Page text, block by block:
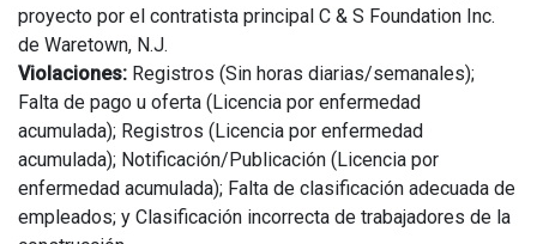
proyecto por el contratista principal C & S Foundation Inc.
de Waretown, N.J.
Violaciones: Registros (Sin horas diarias/semanales);
Falta de pago u oferta (Licencia por enfermedad
acumulada); Registros (Licencia por enfermedad
acumulada); Notificación/Publicación (Licencia por
enfermedad acumulada); Falta de clasificación adecuada de
empleados; y Clasificación incorrecta de trabajadores de la